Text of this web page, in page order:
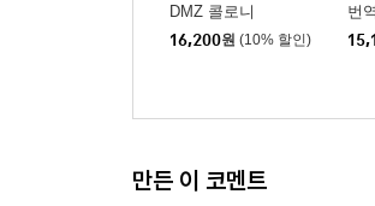
언어 The Language
창 The Window
DMZ 콜로니
16,200원 (10% 할인)
번
만든 이 코멘트